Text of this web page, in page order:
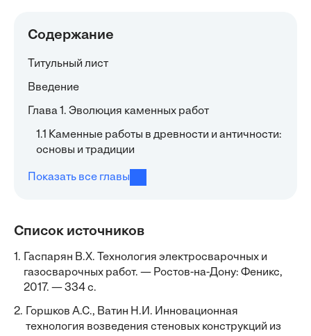
Содержание
Титульный лист
Введение
Глава 1. Эволюция каменных работ
1.1 Каменные работы в древности и античности:
основы и традиции
Показать все главы
Список источников
1.
Гаспарян В.Х. Технология электросварочных и
газосварочных работ. — Ростов-на-Дону: Феникс,
2017. — 334 с.
2.
Горшков А.С., Ватин Н.И. Инновационная
технология возведения стеновых конструкций из